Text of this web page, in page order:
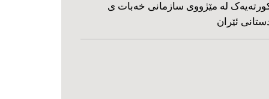
له مێژووی سازمانی خه‌بات ی
ئێران